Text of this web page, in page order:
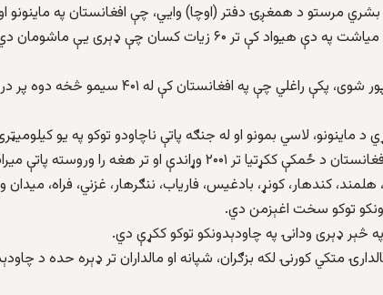
مرستو د همغږۍ دفتر (اوچا) وايي، چې افغانستان په ماينونو
له تر ټولو ککړ هيواد دی او هره مياشت په دې هيواد کې تر ۶۰ زيات کسان چې
د اوچا راپور چې په تازه توګه خپور شوی، پکې راغلي چې
د ماينونو، لاسي بمونو او له جنګه پاتې ناچاودو توکو په يو
وړاندې او تر هغه را وروسته پاتې ميراث دی.
هلمند، کندهار، کونړ، بادغيس، فارياب، ننګرهار، غزني، فراه،
توکو سخت اغېزمن دي.
څېر ډېری ودانۍ په چاودېدونکو توکو ککړې دي.
متکي کورنۍ لکه بزګران، شپانه او مالداران تر ډېره حده د